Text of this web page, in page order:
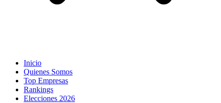
Inicio
Quienes Somos
Top Empresas
Rankings
Elecciones 2026